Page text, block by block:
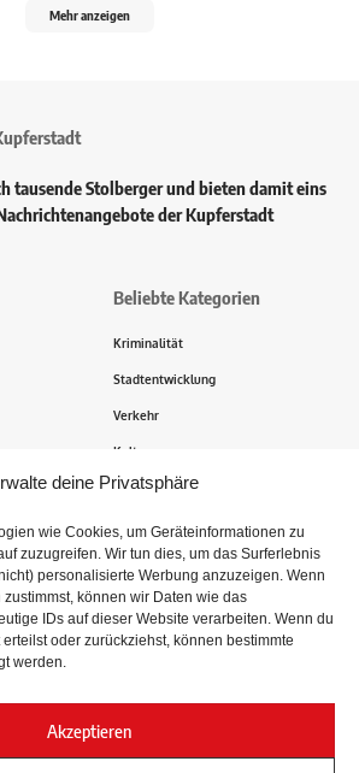
deine Privatsphäre
wie Cookies, um Geräteinformationen zu
zuzugreifen. Wir tun dies, um das Surferlebnis
personalisierte Werbung anzuzeigen. Wenn
können wir Daten wie das
IDs auf dieser Website verarbeiten. Wenn du
oder zurückziehst, können bestimmte
werden.
Akzeptieren
Mehr anzeigen
tausende Stolberger und bieten damit eins
der Kupferstadt
Beliebte Kategorien
Kriminalität
Stadtentwicklung
Verkehr
Kultur
sind bereits dabei! Du sendest uns
und Erlebnisse aus der Kupferstadt – Wir
Informationen und berichten!